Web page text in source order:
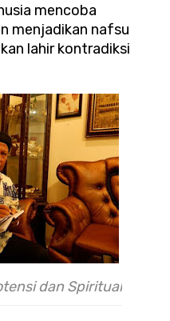
mencoba
menjadikan nafsu
lahir kontradiksi
dan Spiritual